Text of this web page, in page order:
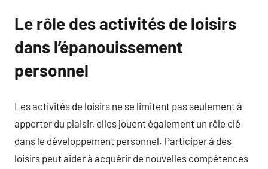
Le rôle des activités de loisirs
dans l’épanouissement
personnel
Les activités de loisirs ne se limitent pas seulement à
apporter du plaisir, elles jouent également un rôle clé
dans le développement personnel. Participer à des
loisirs peut aider à acquérir de nouvelles compétences